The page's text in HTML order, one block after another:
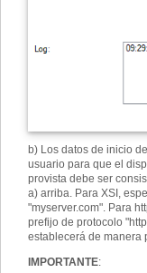
b) Los datos de inicio
usuario para que el
provista debe ser
a) arriba. Para XSI,
"myserver.com". Para
prefijo de protocolo
establecerá de manera
IMPORTANTE: